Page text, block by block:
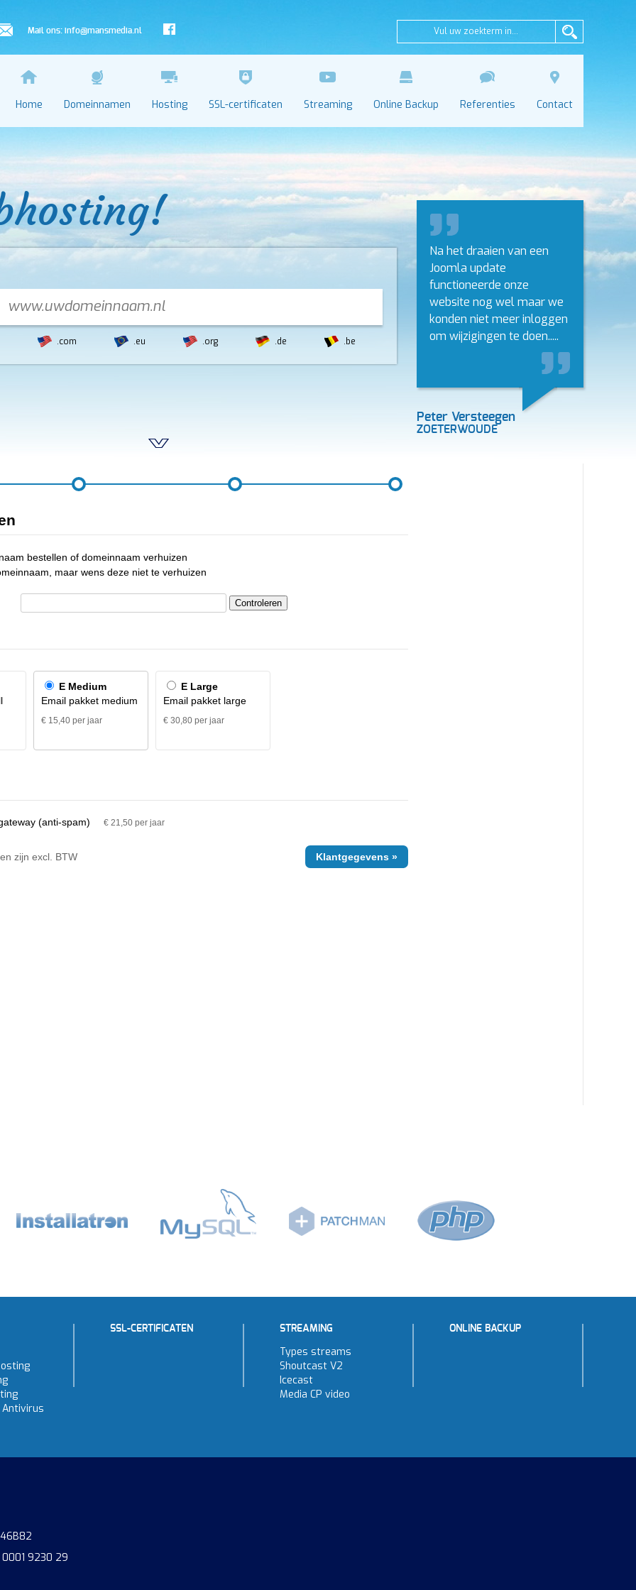
Mail ons: info@mansmedia.nl
Home Domeinnamen Hosting SSL-certificaten Streaming Online Backup Referenties Contact
.com .eu .org .de .be
Na het draaien van een
Joomla update
functioneerde onze
website nog wel maar we
konden niet meer inloggen
om wijzigingen te doen.....
Peter Versteegen
ZOETERWOUDE
SSL-CERTIFICATEN STREAMING
Types streams
Shoutcast V2
Icecast
Media CP video
ONLINE BACKUP
0001 9230 29